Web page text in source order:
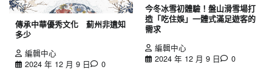
傳承中華優秀文化 薊州非遺知
多少
編輯中心
2024 年 12 月 9 日
0
今冬冰雪初體驗！盤山滑雪場打
造「吃住娛」一體式滿足遊客的
需求
編輯中心
2024 年 12 月 9 日
0